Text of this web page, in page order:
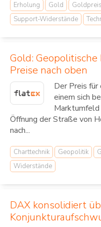
Erholung Gold Goldpreis
Support-Widerstände
Gold:
Preise nach oben
Der Preis für
einem sich
Marktumfeld
Öffnung der Straße von
nach...
Charttechnik Geopolitik
Widerstände
DAX konsolidiert